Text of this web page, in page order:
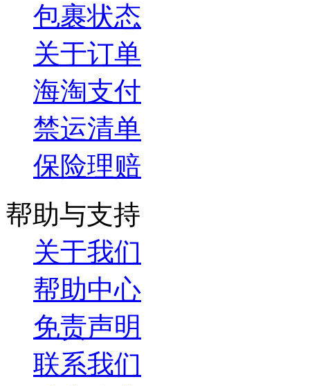
包裹状态
关于订单
海淘支付
禁运清单
保险理赔
帮助与支持
关于我们
帮助中心
免责声明
联系我们